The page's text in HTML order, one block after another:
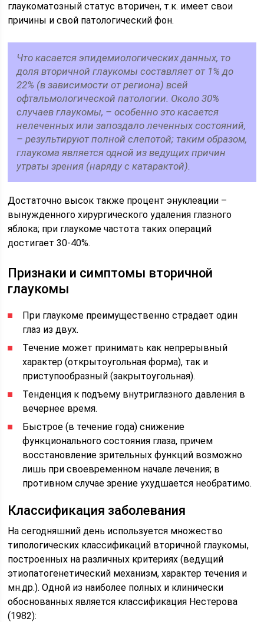
глаукоматозный статус вторичен, т.к. имеет свои
причины и свой патологический фон.
Что касается эпидемиологических данных, то
доля вторичной глаукомы составляет от 1% до
22% (в зависимости от региона) всей
офтальмологической патологии. Около 30%
случаев глаукомы, – особенно это касается
нелеченных или запоздало леченных состояний,
– результируют полной слепотой; таким образом,
глаукома является одной из ведущих причин
утраты зрения (наряду с катарактой).
Достаточно высок также процент энуклеации –
вынужденного хирургического удаления глазного
яблока; при глаукоме частота таких операций
достигает 30-40%.
Признаки и симптомы вторичной
глаукомы
При глаукоме преимущественно страдает один
глаз из двух.
Течение может принимать как непрерывный
характер (открытоугольная форма), так и
приступообразный (закрытоугольная).
Тенденция к подъему внутриглазного давления в
вечернее время.
Быстрое (в течение года) снижение
функционального состояния глаза, причем
восстановление зрительных функций возможно
лишь при своевременном начале лечения; в
противном случае зрение ухудшается необратимо.
Классификация заболевания
На сегодняшний день используется множество
типологических классификаций вторичной глаукомы,
построенных на различных критериях (ведущий
этиопатогенетический механизм, характер течения и
мн.др.). Одной из наиболее полных и клинически
обоснованных является классификация Нестерова
(1982):